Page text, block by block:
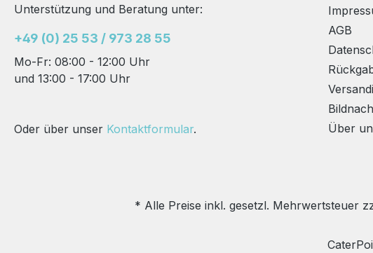
ng in Großküchen und
andere Großanwender:
Ausgezeichneter
Markenqualität und
bedarfsgerechte
20g Vielfältig,
Preis-/Leistungsverhältni
ng in Großküchen und
andere Großanwender:
Portionsschalen zu je
Preis-/Leistungsverhältni
Unterstützung und Beratung unter:
+49 (0) 25 53 / 973 28 55
Mo-Fr: 08:00 - 12:00 Uhr
und 13:00 - 17:00 Uhr
Oder über unser Kontaktformular.
AGB
Über
* Alle Preise inkl. gesetzl. Mehrwertsteuer